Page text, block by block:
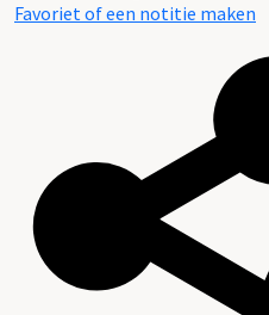
Favoriet of een notitie maken